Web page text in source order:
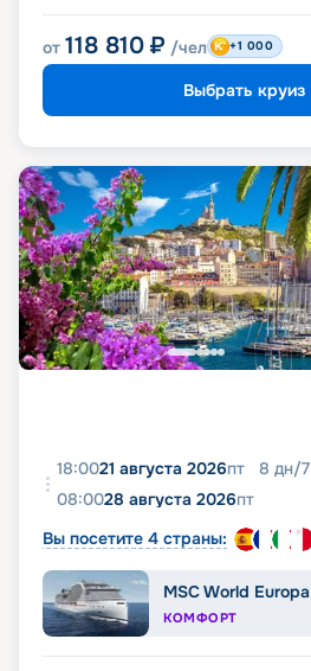
от 118 810 ₽ /чел +1 000
Выбрать круиз
18:0021 августа 2026пт 8 дн/7
08:0028 августа 2026пт
Вы посетите 4 страны:
MSC World Europa
КОМФОРТ